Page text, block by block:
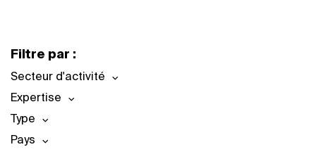
Filtre par :
Secteur d'activité
Expertise
Type
Pays